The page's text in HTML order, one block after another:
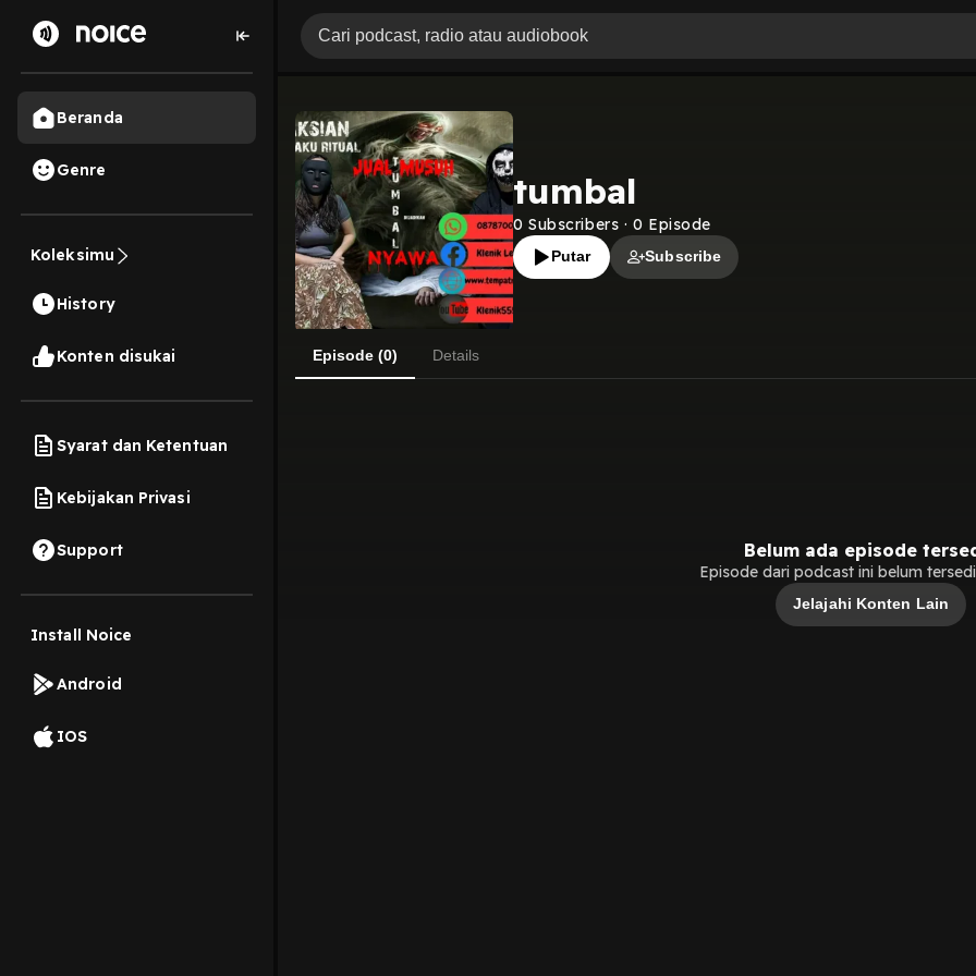
Beranda
Genre
Koleksimu
History
Konten disukai
Syarat dan Ketentuan
Kebijakan Privasi
Support
Install Noice
Android
IOS
tumbal
0 Subscribers · 0 Episode
Putar Subscribe
Episode (0) Details
Belum ada episode
Episode dari podcast ini belum
Jelajahi Konten Lain